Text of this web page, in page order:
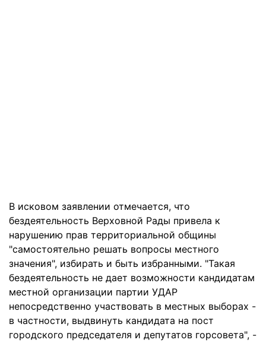
В исковом заявлении отмечается, что
бездеятельность Верховной Рады привела к
нарушению прав территориальной общины
"самостоятельно решать вопросы местного
значения", избирать и быть избранными. "Такая
бездеятельность не дает возможности кандидатам
местной организации партии УДАР
непосредственно участвовать в местных выборах -
в частности, выдвинуть кандидата на пост
городского председателя и депутатов горсовета", -